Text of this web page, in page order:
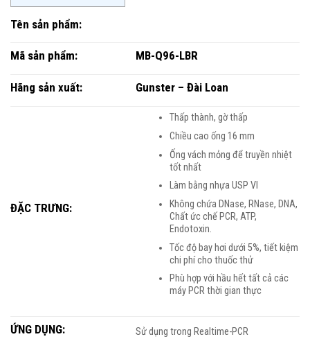
Tên sản phẩm:
Mã sản phẩm: MB-Q96-LBR
Hãng sản xuất: Gunster – Đài Loan
ĐẶC TRƯNG:
Thấp thành, gờ thấp
Chiều cao ống 16 mm
Ống vách mỏng để truyền nhiệt
tốt nhất
Làm bằng nhựa USP VI
Không chứa DNase, RNase, DNA,
Chất ức chế PCR, ATP,
Endotoxin.
Tốc độ bay hơi dưới 5%, tiết kiệm
chi phí cho thuốc thử
Phù hợp với hầu hết tất cả các
máy PCR thời gian thực
ỨNG DỤNG: Sử dụng trong Realtime-PCR